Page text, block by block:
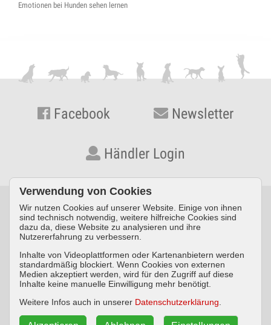
Emotionen bei Hunden sehen lernen
Facebook Newsletter
Händler Login
© KYNOS VERLAG Dr. Dieter Fleig GmbH · Konrad-Zuse-Straße
3 · D-54552 Nerdlen/Daun ·Telefon: +49 (0) 6592 957389-0
Impressum Datenschutz
AGB
Verwendung von Cookies
Wir nutzen Cookies auf unserer Website. Einige von ihnen
sind technisch notwendig, weitere hilfreiche Cookies sind
dazu da, diese Website zu analysieren und ihre
Nutzererfahrung zu verbessern.
Inhalte von Videoplattformen oder Kartenanbietern werden
standardmäßig blockiert. Wenn Cookies von externen
Medien akzeptiert werden, wird für den Zugriff auf diese
Inhalte keine manuelle Einwilligung mehr benötigt.
Weitere Infos auch in unserer Datenschutzerklärung